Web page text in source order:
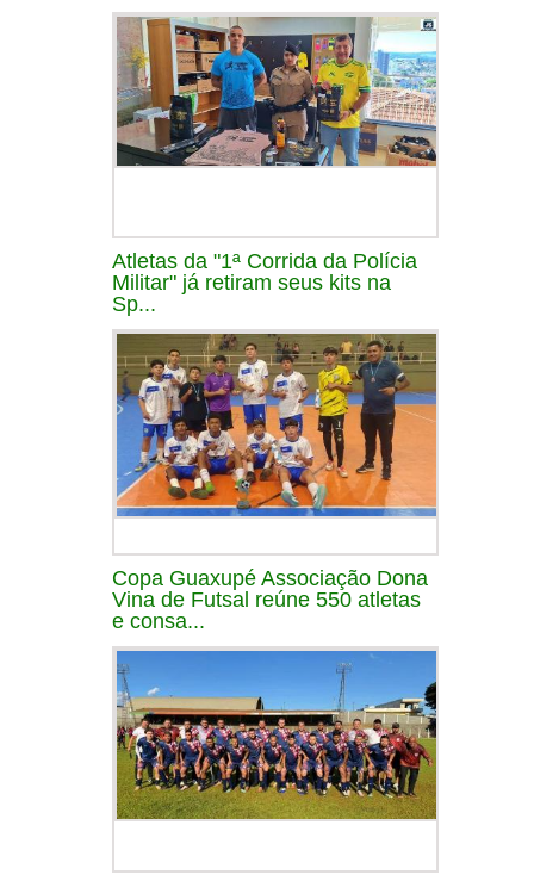
Atletas da "1ª Corrida da Polícia
Militar" já retiram seus kits na
Sp...
Copa Guaxupé Associação Dona
Vina de Futsal reúne 550 atletas
e consa...